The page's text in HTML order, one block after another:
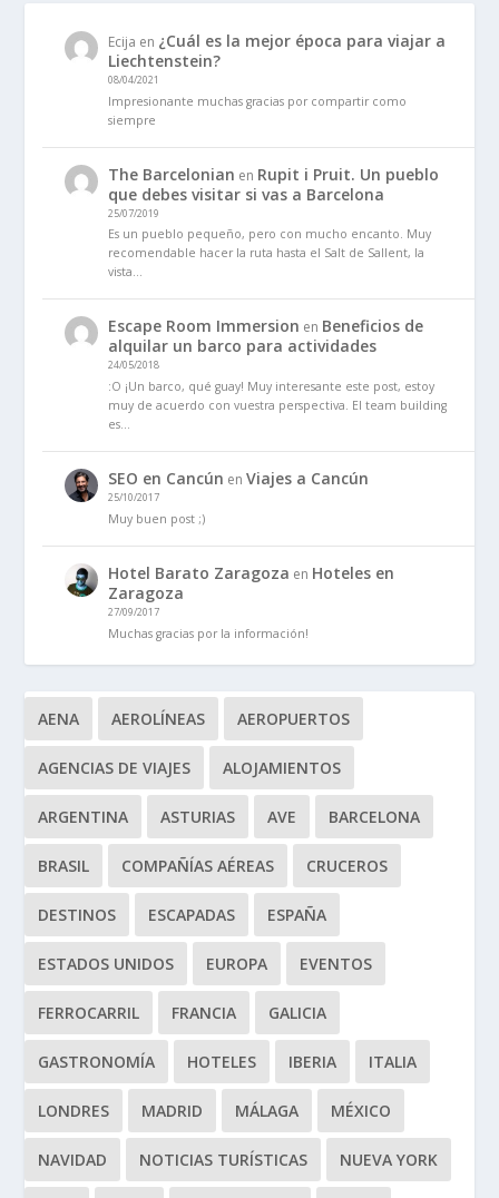
Ecija en ¿Cuál es la mejor época para viajar a
Liechtenstein?
08/04/2021
Impresionante muchas gracias por compartir como
siempre
The Barcelonian en Rupit i Pruit. Un pueblo
que debes visitar si vas a Barcelona
25/07/2019
Es un pueblo pequeño, pero con mucho encanto. Muy
recomendable hacer la ruta hasta el Salt de Sallent, la
vista…
Escape Room Immersion en Beneficios de
alquilar un barco para actividades
24/05/2018
:O ¡Un barco, qué guay! Muy interesante este post, estoy
muy de acuerdo con vuestra perspectiva. El team building
es…
SEO en Cancún enViajes a Cancún
25/10/2017
Muy buen post ;)
Hotel Barato Zaragoza en Hoteles en
Zaragoza
27/09/2017
Muchas gracias por la información!
AENA AEROLÍNEAS AEROPUERTOS
AGENCIAS DE VIAJES ALOJAMIENTOS
ARGENTINA ASTURIAS AVE BARCELONA
BRASIL COMPAÑÍAS AÉREAS CRUCEROS
DESTINOS ESCAPADAS ESPAÑA
ESTADOS UNIDOS EUROPA EVENTOS
FERROCARRIL FRANCIA GALICIA
GASTRONOMÍA HOTELES IBERIA ITALIA
LONDRES MADRID MÁLAGA MÉXICO
NAVIDAD NOTICIAS TURÍSTICAS NUEVA YORK